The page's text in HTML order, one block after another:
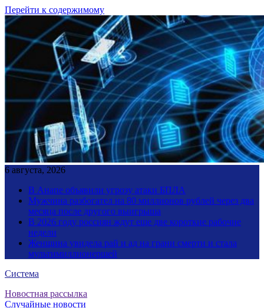
Перейти к содержимому
6 августа, 2026
В Анапе объявили угрозу атаки БПЛА
Мужчина разбогател на 80 миллионов рублей через два
месяца после другого выигрыша
В 2026 году россиян ждут еще две короткие рабочие
недели
Женщина увидела рай и ад на грани смерти и стала
мультимиллионершей
Система
Новостная рассылка
Случайные новости